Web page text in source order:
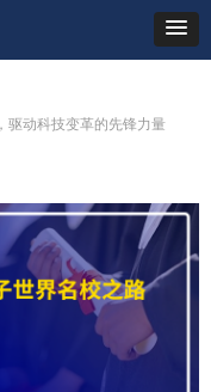
驱动科技变革的先锋力量